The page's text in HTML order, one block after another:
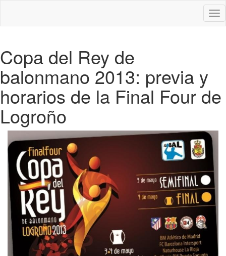
Copa del Rey de
balonmano 2013: previa y
horarios de la Final Four de
Logroño